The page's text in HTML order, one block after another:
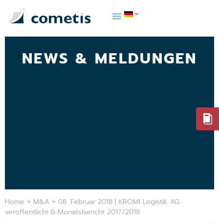
NEWS & MELDUNGEN
Home » M&A » 08. Februar 2018 | KROMI Logistik AG:
veröffentlicht 6-Monatsbericht 2017/2018